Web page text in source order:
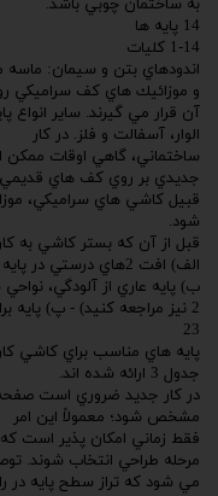
به ساختمان چوبي باشد.
14 پايه ها
1-14 كليات
اندودهاي بتن و سيمان:
و موزائيك هاي كف سراميكي
آن قرار مي گيرند. ساير انواع
الوار، آسفالت و فلز. در كار
ساختماني، گاهي اوقات
جديدي بر روي كف هاي قديمي
شود.
قبل از آن كه بستر كاشي به
الف) افت 2هاي درستي در پايه در صورت نياز، گنجانده شده اند؛
ب) پايه عاري از آلودگي،
2 نيز مراجعه كنيد) - پ)
23
پايه هاي مناسب براي كاشي
جدول 3 ارائه شده اند.
در كار جديد ضروري است
مشخص شود؛ معمولاً اين امر
فقط زماني امكان پذير است
مرحله طراحي انتخاب شوند.
مي شود كه تراز سطح پايه در